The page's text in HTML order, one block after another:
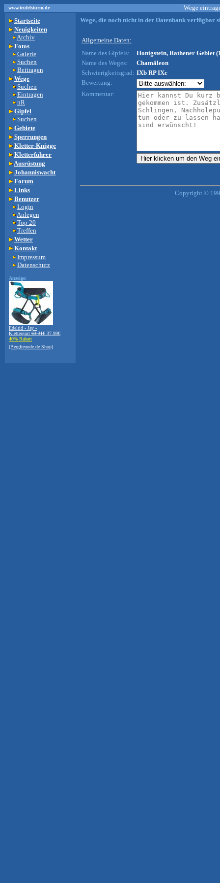
www.teufelsturm.de
Wege
Startseite
Neuigkeiten
Archiv
Fotos
Galerie
Suchen
Beitragen
Wege
Suchen
Eintragen
nR
Gipfel
Suchen
Gebiete
Sperrungen
Kletter-Knigge
Kletterführer
Ausrüstung
Johanniswacht
Forum
Links
Benutzer
Login
Anlegen
Top 20
Treffen
Wetter
Kontakt
Impressum
Datenschutz
Anzeige:
Edelrid - Jay -
Klettergurt 63.31€ 37.99€
40% Rabatt
(Bergfreunde.de Shop)
Wege, die noch nicht in der Datenbank verfügbar
Allgemeine Daten:
Name des Gipfels:
Honigstein, Rathener Gebiet
Name des Weges:
Chamäleon
Schwierigkeitsgrad: IXb RP IXc
Bewertung:
Kommentar:
Copyright ©